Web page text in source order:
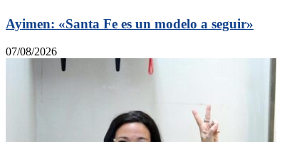
Ayimen: «Santa Fe es un modelo a seguir»
07/08/2026